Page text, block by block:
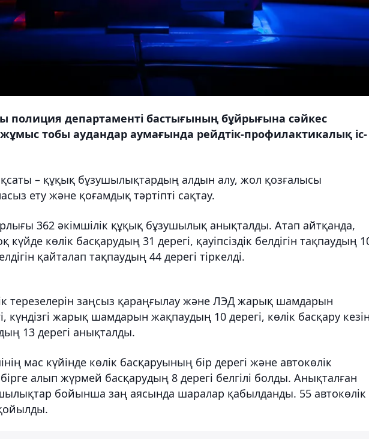
полиция департаменті бастығының бұйрығына сәйкес
тобы аудандар аумағында рейдтік-профилактикалық іс-
– құқық бұзушылықтардың алдын алу, жол қозғалысы
ету және қоғамдық тәртіпті сақтау.
362 әкімшілік құқық бұзушылық анықталды. Атап айтқанда,
күйде көлік басқарудың 31 дерегі, қауіпсіздік белдігін тақпаудың
қайталап тақпаудың 44 дерегі тіркелді.
терезелерін заңсыз қараңғылау және ЛЭД жарық шамдарын
күндізгі жарық шамдарын жақпаудың 10 дерегі, көлік басқару
13 дерегі анықталды.
мас күйінде көлік басқаруының бір дерегі және автокөлік
алып жүрмей басқарудың 8 дерегі белгілі болды. Анықталған
бойынша заң аясында шаралар қабылданды. 55 автокөлік